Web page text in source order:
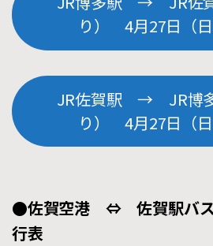
り） 4月27日（
JR佐賀駅 → JR博
り） 4月27日（
●佐賀空港 ⇔ 佐賀駅バ
行表